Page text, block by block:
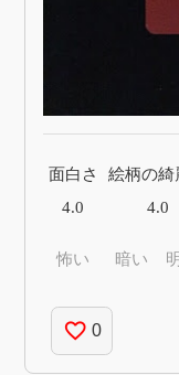
面白さ
4.0
絵柄の綺
4.0
怖い 暗い
favorite_border 0